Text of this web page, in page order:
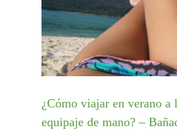
¿Cómo viajar en verano a
equipaje de mano? –